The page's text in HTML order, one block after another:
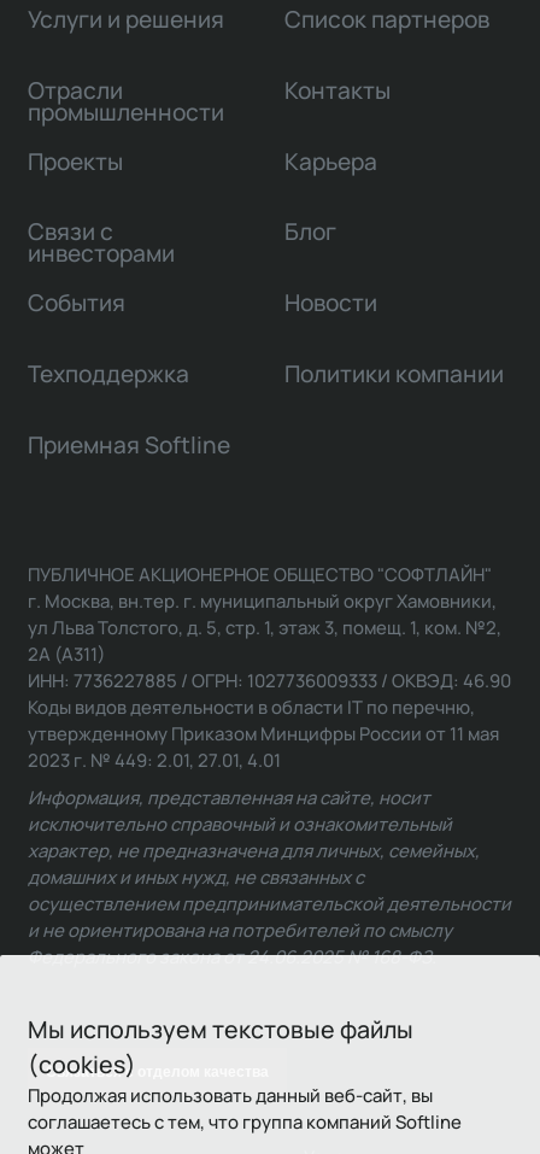
Мы используем текстовые файлы
(cookies)
Продолжая использовать данный веб-сайт, вы
соглашаетесь с тем, что группа компаний Softline
может
Услуги и решения
Отрасли
промышленности
Проекты
Связи с
инвесторами
Список партнеров
Контакты
Карьера
Блог
События Новости
Техподдержка Политики компании
Приемная Softline
Связаться с отделом качества
ПУБЛИЧНОЕ АКЦИОНЕРНОЕ ОБЩЕСТВО "СОФТЛАЙН"
г. Москва, вн.тер. г. муниципальный округ Хамовники,
ул Льва Толстого, д. 5, стр. 1, этаж 3, помещ. 1, ком. №2,
2А (А311)
ИНН: 7736227885 / ОГРН: 1027736009333 / ОКВЭД: 46.90
Коды видов деятельности в области IT по перечню,
утвержденному Приказом Минцифры России от 11 мая
2023 г. № 449: 2.01, 27.01, 4.01
Информация, представленная на сайте, носит
исключительно справочный и ознакомительный
характер, не предназначена для личных, семейных,
домашних и иных нужд, не связанных с
осуществлением предпринимательской деятельности
и не ориентирована на потребителей по смыслу
Федерального закона от 24.06.2025 № 168-ФЗ.